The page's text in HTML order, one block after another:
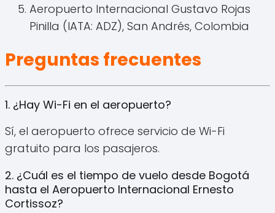
Aeropuerto Internacional Gustavo Rojas
Pinilla (IATA: ADZ), San Andrés, Colombia
Preguntas frecuentes
1. ¿Hay Wi-Fi en el aeropuerto?
Sí, el aeropuerto ofrece servicio de Wi-Fi
gratuito para los pasajeros.
2. ¿Cuál es el tiempo de vuelo desde Bogotá
hasta el Aeropuerto Internacional Ernesto
Cortissoz?